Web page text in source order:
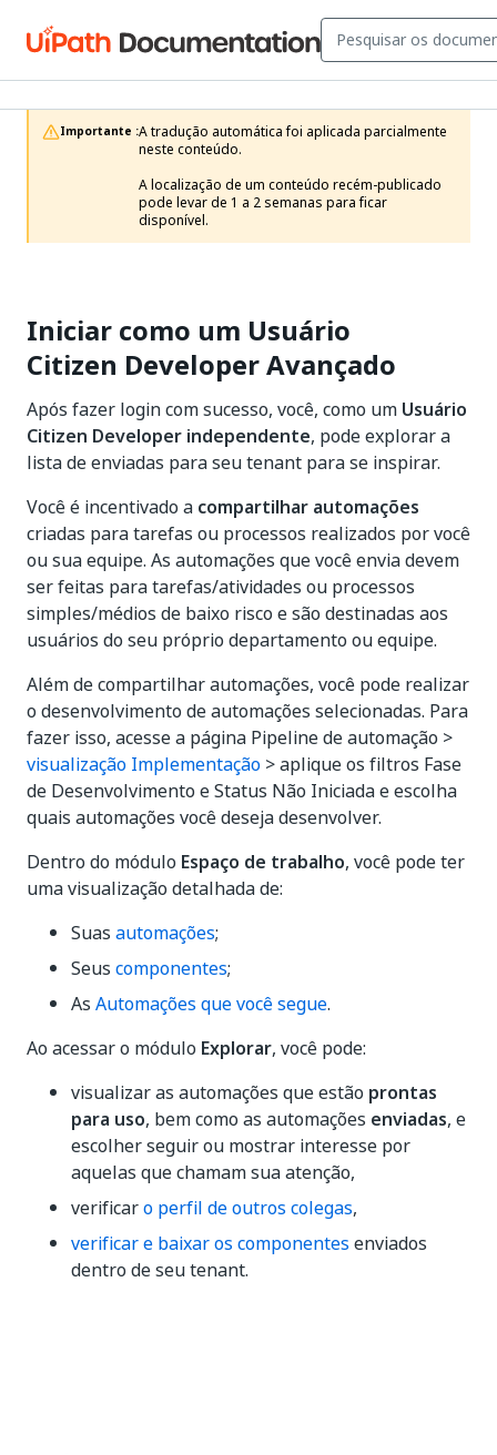
Importante :A tradução automática foi aplicada parcialmente
neste conteúdo.
A localização de um conteúdo recém-publicado
pode levar de 1 a 2 semanas para ficar
disponível.
Iniciar como um Usuário
Citizen Developer Avançado
Após fazer login com sucesso, você, como um Usuário
Citizen Developer independente, pode explorar a
lista de enviadas para seu tenant para se inspirar.
Você é incentivado a compartilhar automações
criadas para tarefas ou processos realizados por você
ou sua equipe. As automações que você envia devem
ser feitas para tarefas/atividades ou processos
simples/médios de baixo risco e são destinadas aos
usuários do seu próprio departamento ou equipe.
Além de compartilhar automações, você pode realizar
o desenvolvimento de automações selecionadas. Para
fazer isso, acesse a página Pipeline de automação >
visualização Implementação > aplique os filtros Fase
de Desenvolvimento e Status Não Iniciada e escolha
quais automações você deseja desenvolver.
Dentro do módulo Espaço de trabalho, você pode ter
uma visualização detalhada de:
Suas automações;
Seus componentes;
As Automações que você segue.
Ao acessar o módulo Explorar, você pode:
visualizar as automações que estão prontas
para uso, bem como as automações enviadas, e
escolher seguir ou mostrar interesse por
aquelas que chamam sua atenção,
verificaro perfil de outros colegas,
verificar e baixar os componentes enviados
dentro de seu tenant.